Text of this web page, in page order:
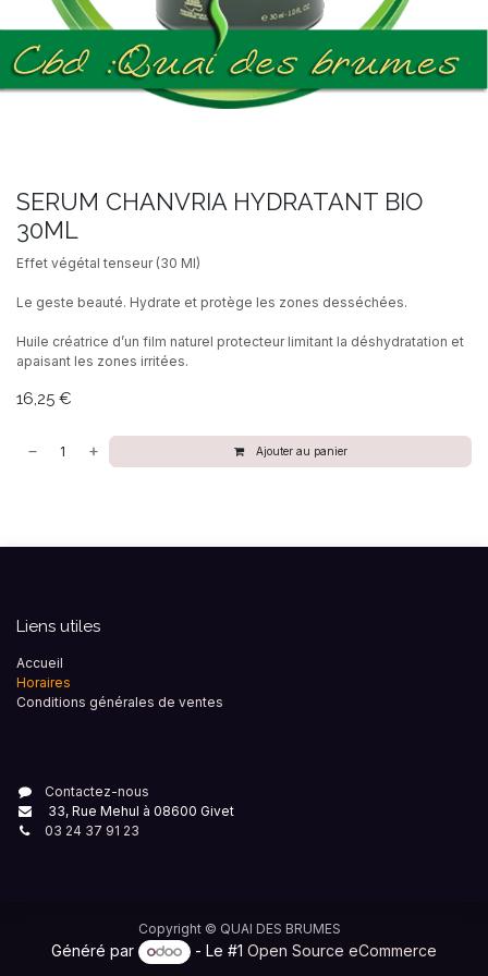
SERUM CHANVRIA HYDRATANT BIO
30ML
Effet végétal tenseur (30 Ml)
Le geste beauté. Hydrate et protège les zones desséchées.
Huile créatrice d’un film naturel protecteur limitant la déshydratation et
apaisant les zones irritées.
16,25 €
Ajouter au panier
Liens utiles
Accueil
Horaires
Conditions générales de ventes
Contactez-nous
33, Rue Mehul à 08600 Givet
03 24 37 91 23
Copyright © QUAI DES BRUMES
Généré par - Le #1Open Source eCommerce